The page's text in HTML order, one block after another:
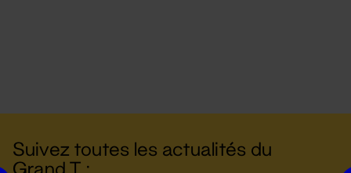
Suivez toutes les actualités du
Grand T :